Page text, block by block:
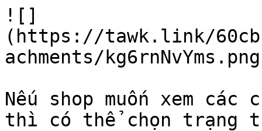
![]
(https://tawk.link/
achments/
Nếu shop muốn xem
thì có thể chọn trạng